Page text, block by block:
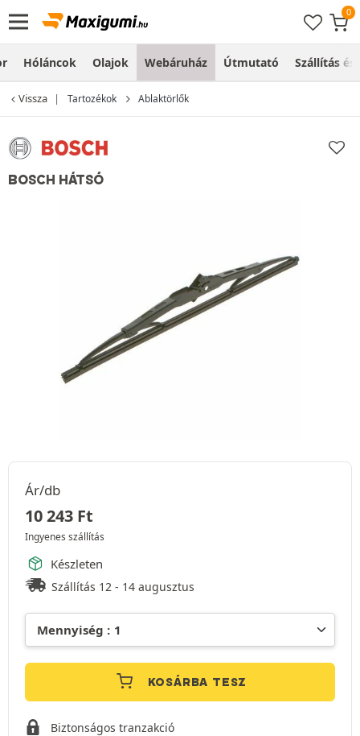
Hóláncok Olajok Webáruház Útmutató Szállítás és
Vissza Tartozékok Ablaktörlők
BOSCH HÁTSÓ
Ár/db
10 243 Ft
Ingyenes szállítás
Készleten
Szállítás 12 - 14 augusztus
KOSÁRBA TESZ
Biztonságos tranzakció